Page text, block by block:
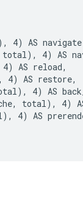
4) AS
4) AS
AS reload,
4) AS restore,
4) AS
total), 4)
4) AS